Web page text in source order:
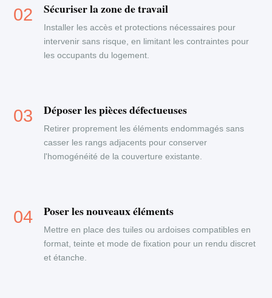
Sécuriser la zone de travail
Installer les accès et protections nécessaires pour
intervenir sans risque, en limitant les contraintes pour
les occupants du logement.
Déposer les pièces défectueuses
Retirer proprement les éléments endommagés sans
casser les rangs adjacents pour conserver
l'homogénéité de la couverture existante.
Poser les nouveaux éléments
Mettre en place des tuiles ou ardoises compatibles en
format, teinte et mode de fixation pour un rendu discret
et étanche.